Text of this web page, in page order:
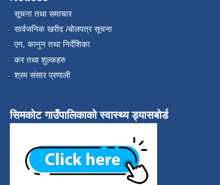
सूचना तथा समाचार
सार्वजनिक खरीद /बोलपत्र सूचना
एन, कानुन तथा निर्देशिका
कर तथा शुल्कहरु
श्रम संसार प्रणाली
सिमकोट गाउँपालिकाको स्वास्थ्य ड्यासबोर्ड